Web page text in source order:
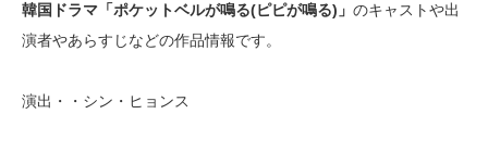
韓国ドラマ「ポケットベルが鳴る(ピピが鳴る)」 のキャストや出
演者やあらすじなどの作品情報です。
演出・・シン・ヒョンス